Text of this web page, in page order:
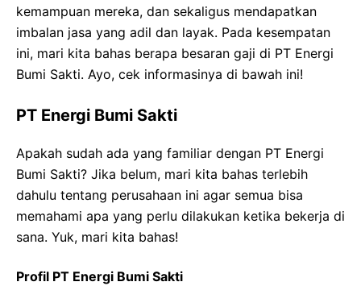
kemampuan mereka, dan sekaligus mendapatkan
imbalan jasa yang adil dan layak. Pada kesempatan
ini, mari kita bahas berapa besaran gaji di PT Energi
Bumi Sakti. Ayo, cek informasinya di bawah ini!
PT Energi Bumi Sakti
Apakah sudah ada yang familiar dengan PT Energi
Bumi Sakti? Jika belum, mari kita bahas terlebih
dahulu tentang perusahaan ini agar semua bisa
memahami apa yang perlu dilakukan ketika bekerja di
sana. Yuk, mari kita bahas!
Profil PT Energi Bumi Sakti